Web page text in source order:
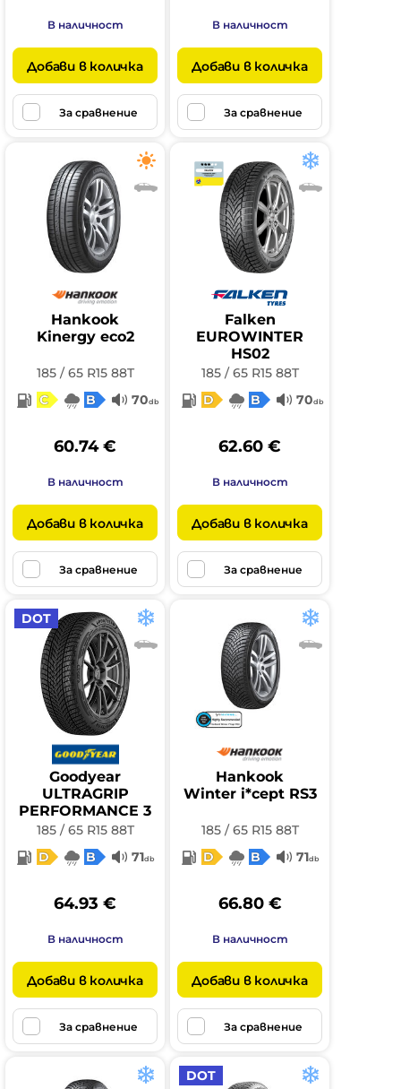
В наличност
Добави в количка
За сравнение
В наличност
Добави в количка
За сравнение
Hankook
Kinergy eco2
185 / 65 R15 88T
C
B 70db
60.74 €
В наличност
Добави в количка
За сравнение
Falken
EUROWINTER
HS02
185 / 65 R15 88T
D
B 70db
62.60 €
В наличност
Добави в количка
За сравнение
Goodyear
ULTRAGRIP
PERFORMANCE 3
185 / 65 R15 88T
D
B 71db
64.93 €
DOT
В наличност
Добави в количка
За сравнение
Hankook
Winter i*cept RS3
185 / 65 R15 88T
D
B 71db
66.80 €
В наличност
Добави в количка
За сравнение
DOT